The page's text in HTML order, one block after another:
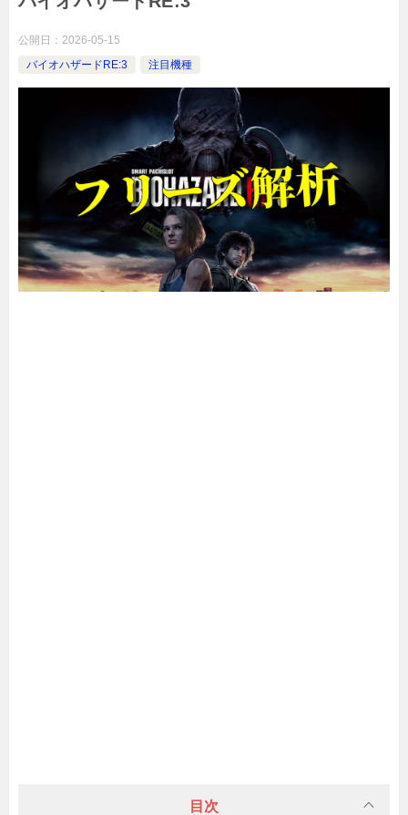
公開日： 2026-05-15
バイオハザードRE:3
注目機種
目次